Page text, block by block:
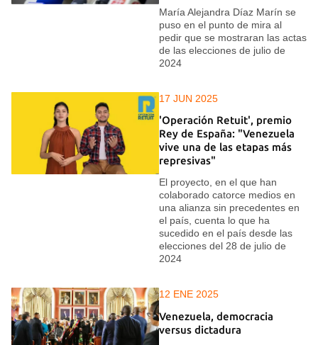
María Alejandra Díaz Marín se
puso en el punto de mira al
pedir que se mostraran las actas
de las elecciones de julio de
2024
17 JUN 2025
'Operación Retuit', premio
Rey de España: "Venezuela
vive una de las etapas más
represivas"
El proyecto, en el que han
colaborado catorce medios en
una alianza sin precedentes en
el país, cuenta lo que ha
sucedido en el país desde las
elecciones del 28 de julio de
2024
12 ENE 2025
Venezuela, democracia
versus dictadura